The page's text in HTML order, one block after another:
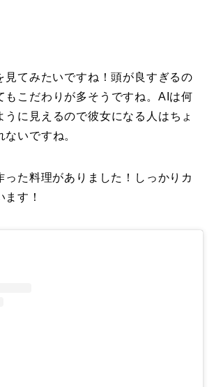
見てみたいですね！頭が良すぎるの
もこだわりが多そうですね。AIは何
うに見えるので彼女になる人はちょ
いですね。
った料理がありました！しっかりカ
す！